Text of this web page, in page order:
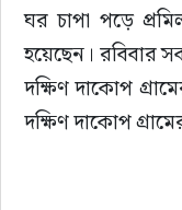
ঘর চাপা পড়ে
হয়েছেন। রবিবার
দক্ষিণ দাকোপ
দক্ষিণ দাকোপ